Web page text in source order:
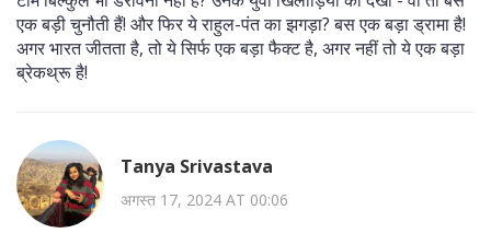
एक बड़ी चुनौती हैं! और फिर ये राहुल-पंत का झगड़ा? बस एक बड़ा ड्रामा है!
अगर भारत जीतता है, तो ये सिर्फ एक बड़ा फैक्ट है, अगर नहीं तो ये एक बड़ा
ब्रेकथ्रू है!
Tanya Srivastava
अगस्त 17, 2024 AT 00:06